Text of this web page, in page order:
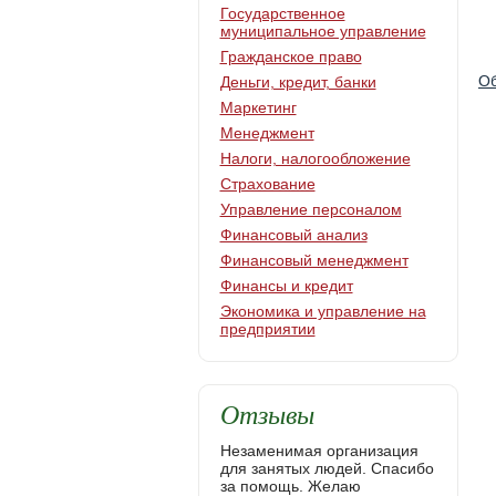
Государственное
муниципальное управление
Гражданское право
Деньги, кредит, банки
Маркетинг
Менеджмент
Налоги, налогообложение
Страхование
Управление персоналом
Финансовый анализ
Финансовый менеджмент
Финансы и кредит
Экономика и управление на
предприятии
Отзывы
Незаменимая организация
для занятых людей. Спасибо
за помощь. Желаю